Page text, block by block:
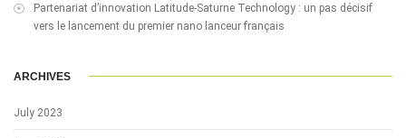
Partenariat d’innovation Latitude-Saturne Technology : un pas décisif
vers le lancement du premier nano lanceur français
ARCHIVES
July 2023